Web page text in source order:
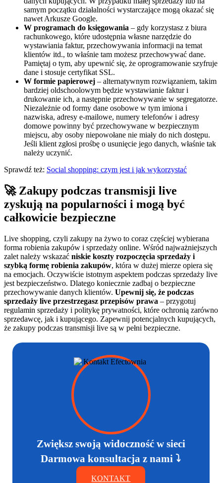
samym początku działalności wystarczające mogą okazać się
nawet Arkusze Google.
W programach do księgowania – gdy korzystasz z biura
rachunkowego, które udostępnia własne narzędzie do
wystawiania faktur, przechowywania informacji na temat
klientów itd., to właśnie tam możesz przechowywać dane.
Pamiętaj o tym, aby upewnić się, że oprogramowanie szyfruje
dane i stosuje certyfikat SSL.
W formie papierowej – alternatywnym rozwiązaniem, takim
bardziej oldschoolowym będzie wystawianie faktur i
drukowanie ich, a następnie przechowywanie w segregatorze.
Niezależnie od formy dane osobowe w tym imiona i
nazwiska, adresy e-mailowe, numery telefonów i adresy
domowe powinny być przechowywane w bezpiecznym
miejscu, aby osoby niepowołane nie miały do nich dostępu.
Jeśli klient zgłosi prośbę o usunięcie jego danych, właśnie tak
należy uczynić.
Sprawdź też: Social shopping: czym jest i jak wykorzystać
🚀 Zakupy podczas transmisji live
zyskują na popularności i mogą być
całkowicie bezpieczne
Live shopping, czyli zakupy na żywo to coraz częściej wybierana
forma robienia zakupów i sprzedaży online. Wśród najważniejszych
zalet należy wskazać niskie koszty rozpoczęcia sprzedaży i
szybką formę robienia zakupów, która w dużej mierze opiera się
na emocjach. Oczywiście istotnym aspektem podczas sprzedaży live
jest bezpieczeństwo. Dlatego koniecznie zadbaj o bezpieczne
przechowywanie danych klientów. Upewnij się, że podczas
sprzedaży live przestrzegasz przepisów prawa – przygotuj
regulamin sprzedaży i politykę prywatności, które ochronią zarówno
sprzedawcę, jak i kupującego. Zapewnij potencjalnych kupujących,
że zakupy podczas transmisji live są w pełni bezpieczne.
Zwiększ swoją widoczność w sieci
Darmowa konsultacja z nami ⤵
KONTAKT